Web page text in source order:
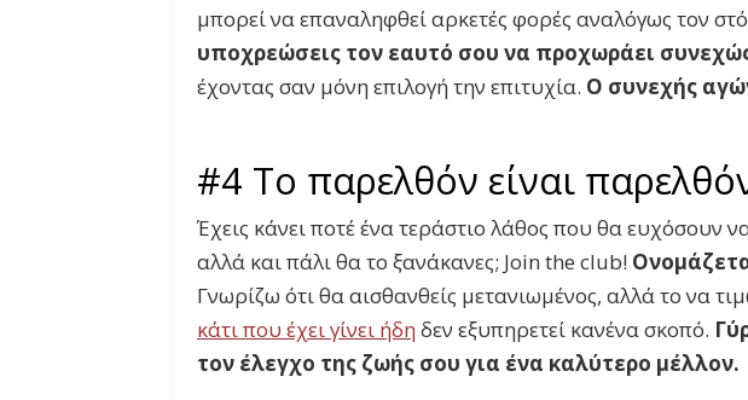
μπορεί να επαναληφθεί αρκετές φορές αναλόγως τον
υποχρεώσεις τον εαυτό σου να προχωράει
έχοντας σαν μόνη επιλογή την επιτυχία. Ο συνεχής
#4 Το παρελθόν είναι
Έχεις κάνει ποτέ ένα τεράστιο λάθος που θα ευχόσουν
αλλά και πάλι θα το ξανάκανες; Join the club!
Γνωρίζω ότι θα αισθανθείς μετανιωμένος, αλλά το να
κάτι που έχει γίνει ήδη δεν εξυπηρετεί κανένα σκοπό.
τον έλεγχο της ζωής σου για ένα καλύτερο μέλλον.